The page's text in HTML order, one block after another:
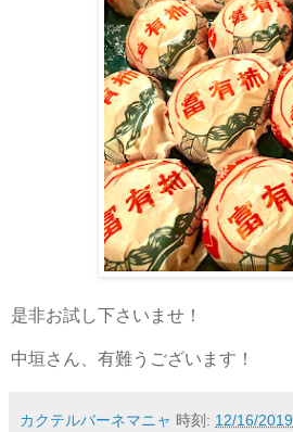
是非お試し下さいませ！
中垣さん、有難うございます！
カクテルバーネマニャ 時刻: 12/16/2019